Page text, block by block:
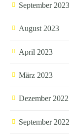
September 2023
August 2023
April 2023
März 2023
Dezember 2022
September 2022